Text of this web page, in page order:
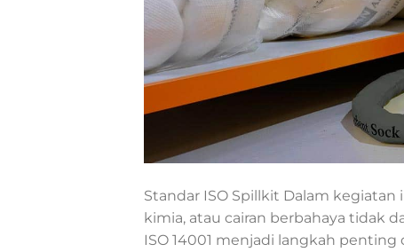
Standar ISO Spillkit Dalam
kimia, atau cairan berbahaya tidak
ISO 14001 menjadi langkah